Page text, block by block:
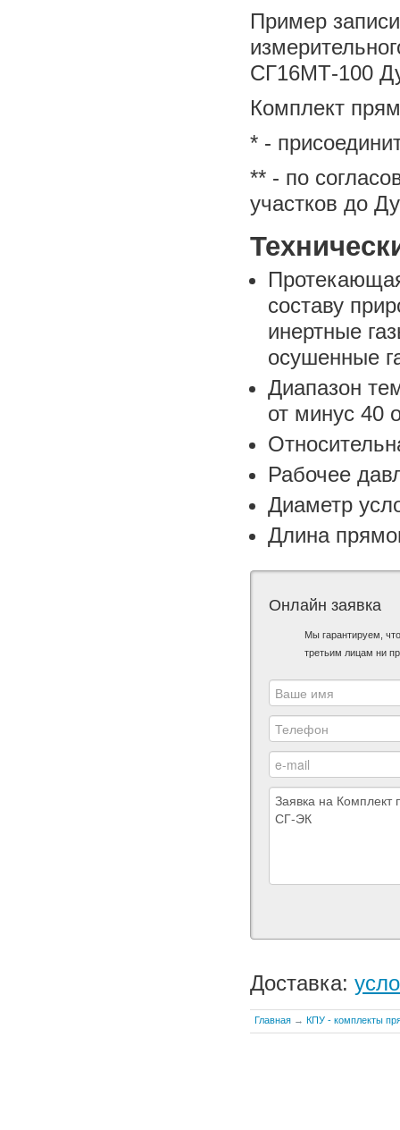
Пример
СГ16МТ-100
Комплект
* -
** - по
участков до
составу
инертные
осушенные
Диапазон
от минус 40
Рабочее
Диаметр
Длина
Онлайн заявка
Мы гарантируем,
третьим лицам ни
Доставка:
Главная → КПУ - комплекты